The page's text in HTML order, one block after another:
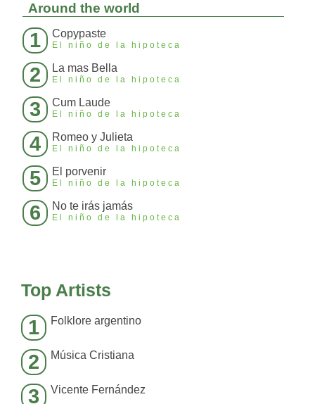
Around the world
1 Copypaste
El niño de la hipoteca
2 La mas Bella
El niño de la hipoteca
3 Cum Laude
El niño de la hipoteca
4 Romeo y Julieta
El niño de la hipoteca
5 El porvenir
El niño de la hipoteca
6 No te irás jamás
El niño de la hipoteca
Top Artists
1 Folklore argentino
2 Música Cristiana
3 Vicente Fernández